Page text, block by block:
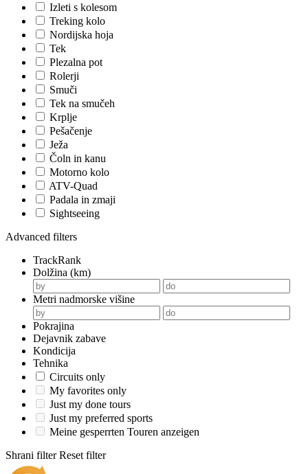
Izleti s kolesom
Treking kolo
Nordijska hoja
Tek
Plezalna pot
Rolerji
Smuči
Tek na smučeh
Krplje
Pešačenje
Ježa
Čoln in kanu
Motorno kolo
ATV-Quad
Padala in zmaji
Sightseeing
Advanced filters
TrackRank
Dolžina (km)
Metri nadmorske višine
Pokrajina
Dejavnik zabave
Kondicija
Tehnika
Circuits only
My favorites only
Just my done tours
Just my preferred sports
Meine gesperrten Touren anzeigen
Shrani filter Reset filter